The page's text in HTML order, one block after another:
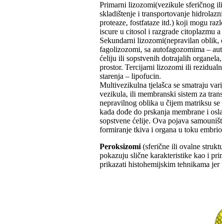
Primarni lizozomi(vezikule sferičnog
skladištenje i transportovanje
proteaze, fostfataze itd.) koji mogu
iscure u citosol i razgrade citoplazmu
Sekundarni lizozomi(nepravilan oblik,
fagolizozomi, sa autofagozomima –
ćeliju ili sopstvenih dotrajalih
prostor. Tercijarni lizozomi ili
starenja – lipofucin.
Multivezikulna tjelašca se smatraju
vezikula, ili membranski sistem za
nepravilnog oblika u čijem matriksu
kada dođe do prskanja membrane i
sopstvene ćelije. Ova pojava
formiranje tkiva i organa u toku
Peroksizomi (sferične ili ovalne
pokazuju slične karakteristike kao i
prikazati histohemijskim tehnikama